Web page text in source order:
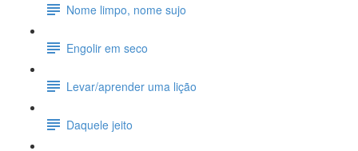
Nome limpo, nome sujo
Engolir em seco
Levar/aprender uma lição
Daquele jeito